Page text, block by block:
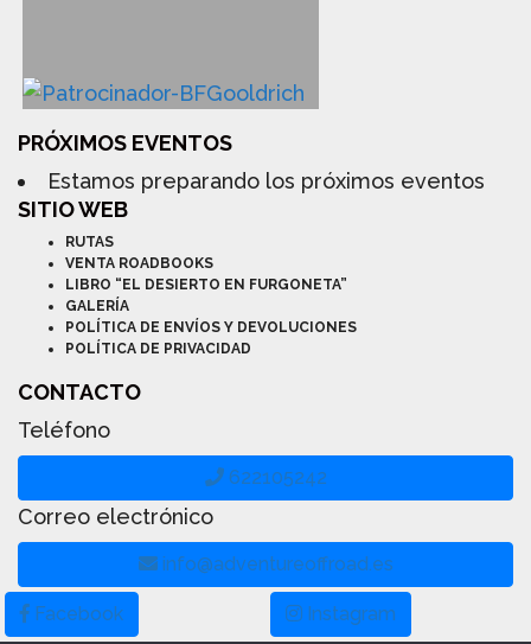
PRÓXIMOS EVENTOS
Estamos preparando los próximos eventos
SITIO WEB
RUTAS
VENTA ROADBOOKS
LIBRO “EL DESIERTO EN FURGONETA”
GALERÍA
POLÍTICA DE ENVÍOS Y DEVOLUCIONES
POLÍTICA DE PRIVACIDAD
CONTACTO
Teléfono
622105242
Correo electrónico
info@adventureoffroad.es
Facebook Instagram